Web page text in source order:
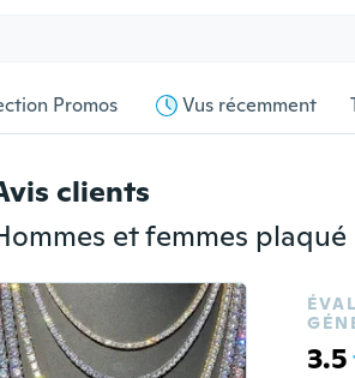
Promos Vus récemment
clients
3.5